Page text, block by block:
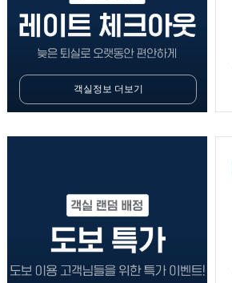
객실정보 더보기